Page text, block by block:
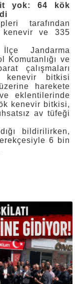
yok: 64 kök
tarafından
kenevir ve 335
Jandarma
Komutanlığı ve
çalışmaları
kenevir bitkisi
harekete
eklentilerinde
kenevir bitkisi,
av tüfeği
bildirilirken,
6 bin